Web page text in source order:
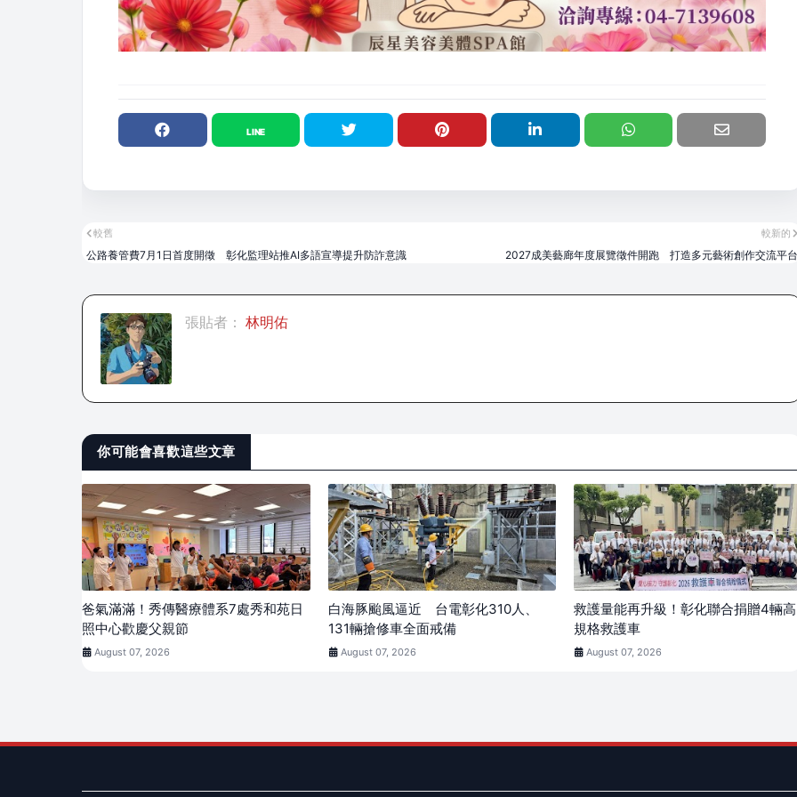
較新的
2027成美藝廊年度展覽徵件開跑 打造多元藝術創作交流平台
較舊
公路養管費7月1日首度開徵 彰化監理站推AI多語宣導提升防詐意識
張貼者： 林明佑
你可能會喜歡這些文章
爸氣滿滿！秀傳醫療體系7處秀和苑日
照中心歡慶父親節
August 07, 2026
白海豚颱風逼近 台電彰化310人、
131輛搶修車全面戒備
August 07, 2026
救護量能再升級！彰化聯合捐贈4輛高
規格救護車
August 07, 2026